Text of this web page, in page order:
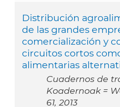
Distribución
de las grandes
comercialización y
circuitos cortos
alimentarias
Cuadernos de
Koadernoak =
61, 2013